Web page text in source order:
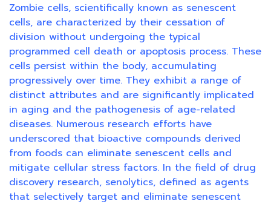
Zombie cells, scientifically known as senescent
cells, are characterized by their cessation of
division without undergoing the typical
programmed cell death or apoptosis process. These
cells persist within the body, accumulating
progressively over time. They exhibit a range of
distinct attributes and are significantly implicated
in aging and the pathogenesis of age-related
diseases. Numerous research efforts have
underscored that bioactive compounds derived
from foods can eliminate senescent cells and
mitigate cellular stress factors. In the field of drug
discovery research, senolytics, defined as agents
that selectively target and eliminate senescent